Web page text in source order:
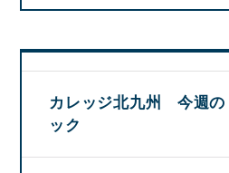
カレッジ北九州 今週の
ック